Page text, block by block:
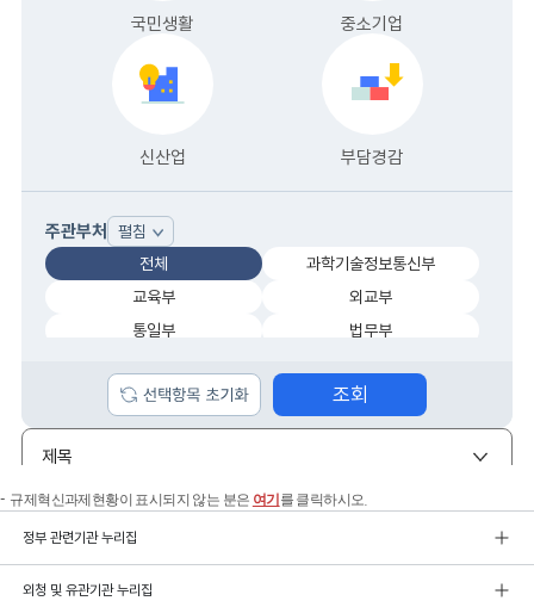
규제혁신과제현황이 표시되지 않는 분은 여기 를 클릭하시오.
정부 관련기관 누리집
외청 및 유관기관 누리집